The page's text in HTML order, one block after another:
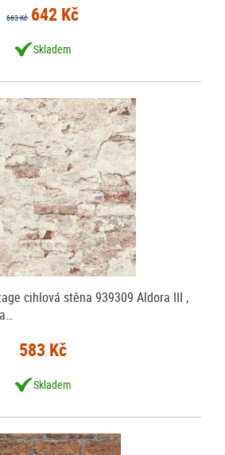
663 Kč 642 Kč
Skladem
cihlová stěna 939309 Aldora III ,
583 Kč
Skladem